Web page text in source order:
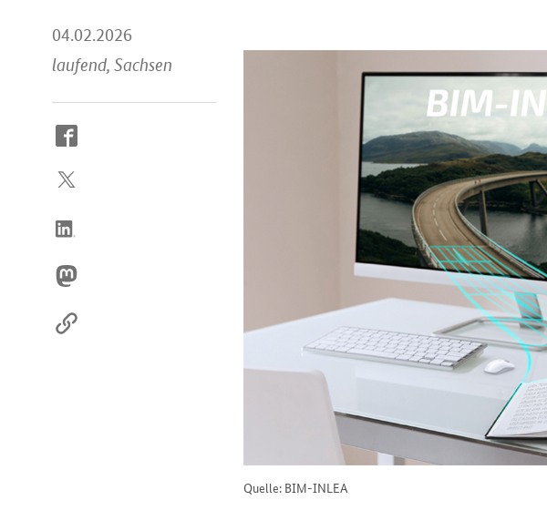
04.02.2026
laufend, Sachsen
So
Sie
Internet
Quelle: BIM-INLEA